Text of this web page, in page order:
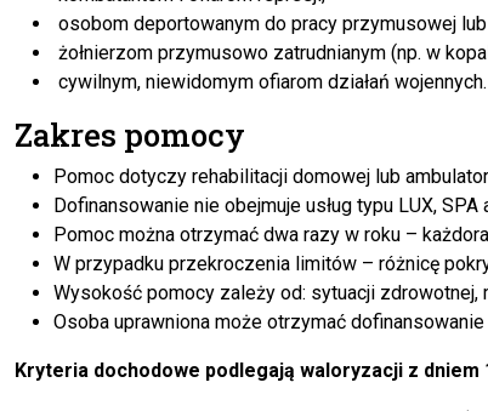
osobom deportowanym do pracy przymusowej
żołnierzom przymusowo zatrudnianym (np. w
cywilnym, niewidomym ofiarom działań wojennych.
Zakres pomocy
Pomoc dotyczy rehabilitacji domowej lub
Dofinansowanie nie obejmuje usług typu LUX,
Pomoc można otrzymać dwa razy w roku –
W przypadku przekroczenia limitów – różnicę
Wysokość pomocy zależy od: sytuacji zdrowotnej,
Osoba uprawniona może otrzymać
Kryteria dochodowe podlegają waloryzacji z dniem